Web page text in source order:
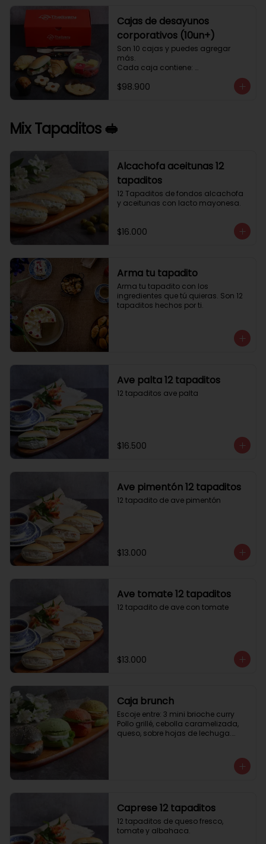
Cajas de desayunos
corporativos (10un+)
Son 10 cajas y puedes agregar
más.
Cada caja contiene:
2 mini croissant jamón queso.
1 mini muffin.
Estos desayunos no los vendemos
por unidad, desde 10 cajas.
$98.900
Mix Tapaditos 🥪
Alcachofa aceitunas 12
tapaditos
12 Tapaditos de fondos alcachofa
y aceitunas con lacto mayonesa.
$16.000
Arma tu tapadito
Arma tu tapadito con los
ingredientes que tú quieras. Son 12
tapaditos hechos por ti.
Ave palta 12 tapaditos
12 tapaditos ave palta
$16.500
Ave pimentón 12 tapaditos
12 tapadito de ave pimentón
$13.000
Ave tomate 12 tapaditos
12 tapadito de ave con tomate
$13.000
Caja brunch
Escoje entre: 3 mini brioche curry
Pollo grillé, cebolla caramelizada,
queso, sobre hojas de lechuga.
hojas de rúcula
Caprese 12 tapaditos
12 tapaditos de queso fresco,
tomate y albahaca.